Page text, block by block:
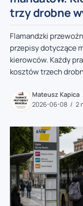
trzy drobne
Flamandzki
przepisy dotyczące
kierowców. Każdy
kosztów trzech
Mateusz Kapica
2026-06-08
2